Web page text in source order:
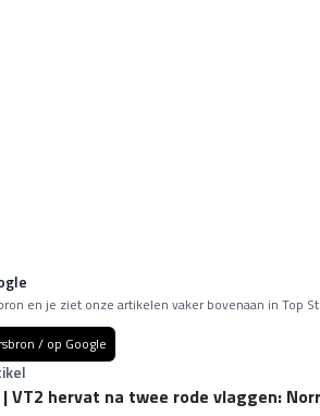
en je ziet onze artikelen vaker bovenaan in Top
/ op Google
| VT2 hervat na twee rode vlaggen: